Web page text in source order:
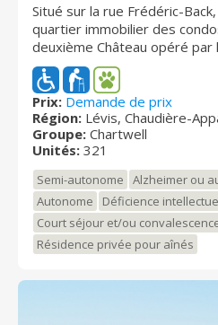
Situé sur la rue Frédéric-
quartier immobilier des
deuxième Château opéré par
secteur de Saint-Nicolas à Lévis. Érigé sur 14
et comprenant 321 unités, le
aménagement moderne avec
intérieurs et extérieurs
nombreux avantages pour le
futurs résidents. On peut notamment mentionner des
services comme la
dépanneur, un stationnement
une salle de quilles, un gym,
tables de billard et des tables
golf virtuel, un salon de
Chutes II, on vous le dit, le
Prix: Demande de prix
Région: Lévis, Chaudière-
Groupe: Chartwell
Unités: 321
Semi-autonome
Alzheimer ou
Autonome
Déficience
Court séjour et/ou
Résidence privée pour aînés